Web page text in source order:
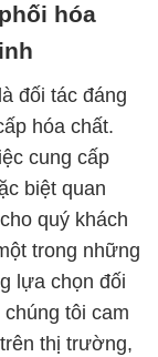
hóa
đối tác đáng
hóa chất.
cung cấp
biệt quan
quý khách
trong những
lựa chọn đối
tôi cam
thị trường,